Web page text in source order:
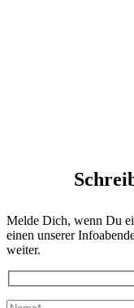
Melde Dich, wenn Du
einen unserer
weiter.